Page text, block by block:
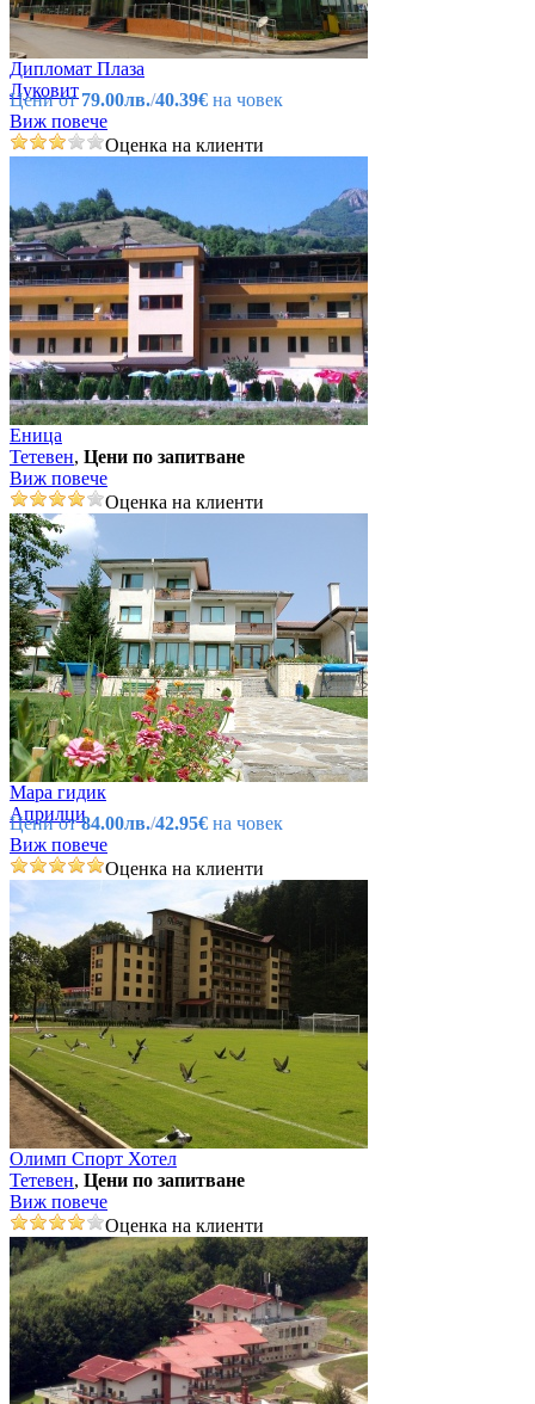
Дипломат Плаза
Луковит
Цени от79.00лв./40.39€ на човек
Виж повече
Оценка на клиенти
Еница
Тетевен, Цени по запитване
Виж повече
Оценка на клиенти
Мара гидик
Априлци
Цени от84.00лв./42.95€ на човек
Виж повече
Оценка на клиенти
Олимп Спорт Хотел
Тетевен, Цени по запитване
Виж повече
Оценка на клиенти